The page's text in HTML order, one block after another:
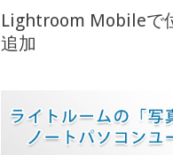
Lightroom Mobileで
追加